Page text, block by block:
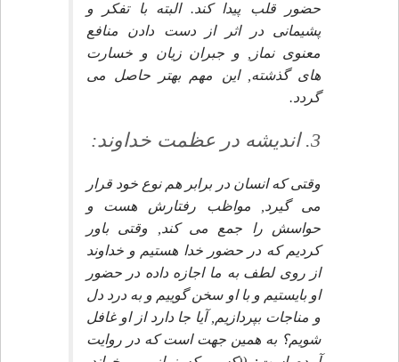
حضور قلب پيدا كند. البته با تفكر و
پشيمانى در اثر از دست دادن منافع
معنوى نماز, و جبران زيان و خسارت
هاى گذشته, اين مهم بهتر حاصل مى
گردد.
3. انديشه در عظمت خداوند:
وقتى كه انسان در برابر هم نوع خود قرار
مى گيرد, مواظب رفتارش هست و
حواسش را جمع مى كند, وقتى باور
كرديم كه در حضور خدا هستيم و خداوند
از روى لطف به ما اجازه داده در حضور
او بايستيم و با او سخن گوييم و به درد دل
و مناجات بپردازيم, آيا جا دارد از او غافل
شويم؟ به همين جهت است كه در روايت